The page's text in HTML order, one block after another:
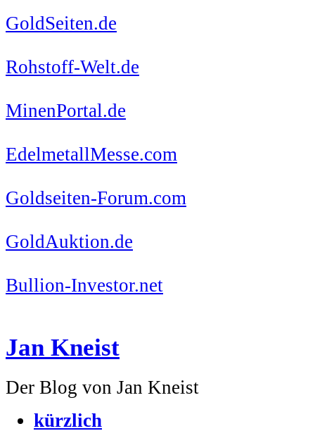
GoldSeiten.de
Rohstoff-Welt.de
MinenPortal.de
EdelmetallMesse.com
Goldseiten-Forum.com
GoldAuktion.de
Bullion-Investor.net
Jan Kneist
Der Blog von Jan Kneist
kürzlich